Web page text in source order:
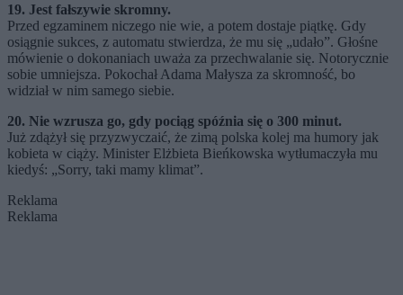
19. Jest fałszywie skromny.
Przed egzaminem niczego nie wie, a potem dostaje piątkę. Gdy
osiągnie sukces, z automatu stwierdza, że mu się „udało”. Głośne
mówienie o dokonaniach uważa za przechwalanie się. Notorycznie
sobie umniejsza. Pokochał Adama Małysza za skromność, bo
widział w nim samego siebie.
20. Nie wzrusza go, gdy pociąg spóźnia się o 300 minut.
Już zdążył się przyzwyczaić, że zimą polska kolej ma humory jak
kobieta w ciąży. Minister Elżbieta Bieńkowska wytłumaczyła mu
kiedyś: „Sorry, taki mamy klimat”.
Reklama
Reklama